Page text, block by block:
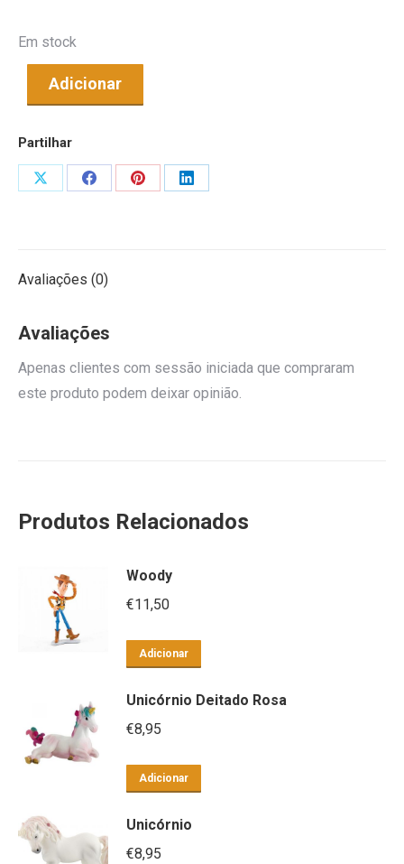
Em stock
Adicionar
Partilhar
Share
Share
Share
Share
Avaliações (0)
Avaliações
Apenas clientes com sessão iniciada que compraram
este produto podem deixar opinião.
Produtos Relacionados
Woody
€11,50
Adicionar
Unicórnio Deitado Rosa
€8,95
Adicionar
Unicórnio
€8,95